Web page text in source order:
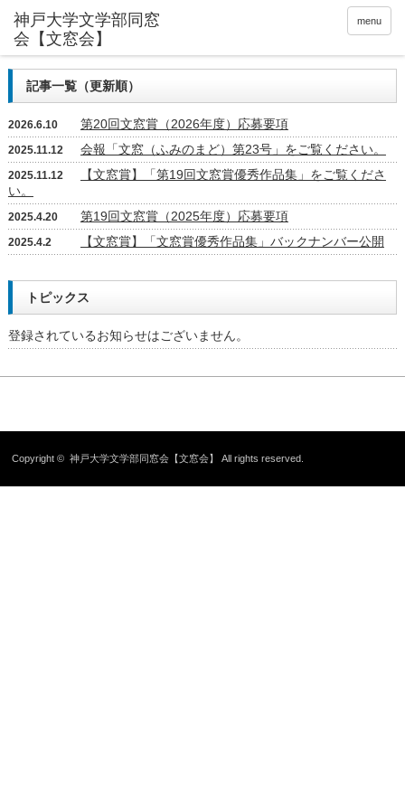
神戸大学文学部同窓
会【文窓会】
menu
記事一覧（更新順）
2026.6.10 第20回文窓賞（2026年度）応募要項
2025.11.12 会報「文窓（ふみのまど）第23号」をご覧ください。
2025.11.12
【文窓賞】「第19回文窓賞優秀作品集」をご覧くださ
い。
2025.4.20 第19回文窓賞（2025年度）応募要項
2025.4.2 【文窓賞】「文窓賞優秀作品集」バックナンバー公開
トピックス
登録されているお知らせはございません。
Copyright ©神戸大学文学部同窓会【文窓会】 All rights reserved.